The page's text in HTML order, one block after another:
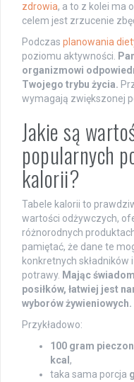
zdrowia, a to z kolei ma
celem jest zrzucenie
Podczas planowania
poziomu aktywności.
organizmowi
Twojego trybu życia.
wymagają zwiększonej
Jakie są
popularnych
kalorii?
Tabele kalorii to
wartości odżywczych,
różnorodnych
pamiętać, że dane te
konkretnych
potrawy. Mając
posiłków, łatwiej jest
wyborów żywieniowych.
Przykładowo:
100 gram
kcal ,
taka sama porcja